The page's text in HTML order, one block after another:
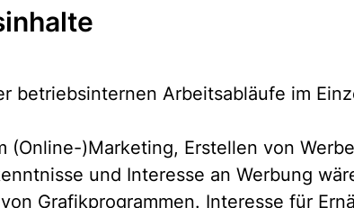
betriebsinternen Arbeitsabläufe im
(Online-)Marketing, Erstellen von
und Interesse an Werbung
Grafikprogrammen. Interesse für